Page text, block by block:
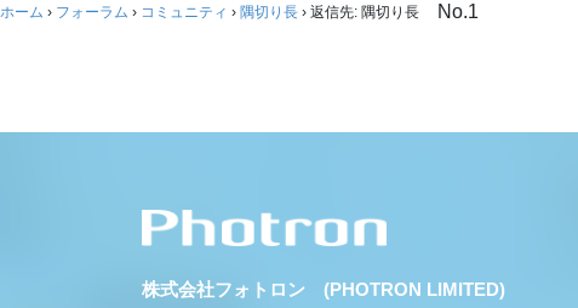
ホーム › フォーラム › コミュニティ › 隅切り長 › 返信先: 隅切り長 No.1
株式会社フォトロン (PHOTRON LIMITED)